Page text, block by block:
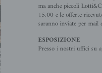
ma anche piccoli
15.00 e le offerte
saranno inviate per
ESPOSIZIONE
Presso i nostri uffici su